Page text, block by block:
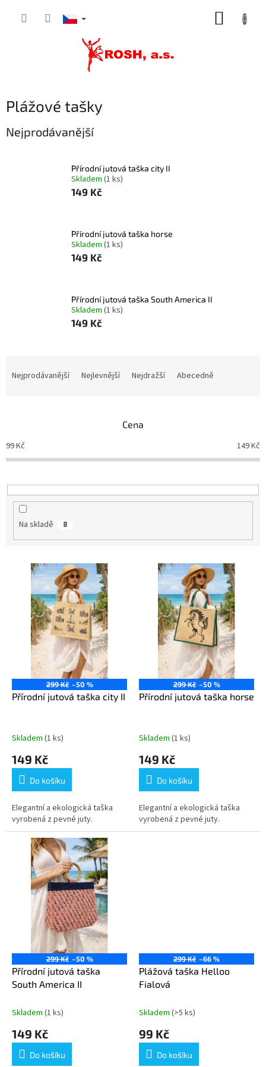
Plážové tašky
Nejprodávanější
Přírodní jutová taška city II
Skladem (1 ks)
149 Kč
Přírodní jutová taška horse
Skladem (1 ks)
149 Kč
Přírodní jutová taška South America II
Skladem (1 ks)
149 Kč
p
r
o
u
Nejprodávanější Nejlevnější Nejdražší Abecedně
Cena
99Kč 149Kč
Na skladě 8
299 Kč –50 %
Přírodní jutová taška city II
Skladem (1 ks)
149 Kč
Do košíku
Elegantní a ekologická taška
vyrobená z pevné juty.
299 Kč –50 %
Přírodní jutová taška horse
Skladem (1 ks)
149 Kč
Do košíku
Elegantní a ekologická taška
vyrobená z pevné juty.
299 Kč –50 %
Přírodní jutová taška
South America II
Skladem (1 ks)
149 Kč
Do košíku
299 Kč –66 %
Plážová taška Helloo
Fialová
Skladem (>5 ks)
99 Kč
Do košíku